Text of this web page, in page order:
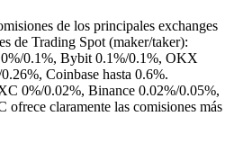
de los principales exchanges
de Trading Spot (maker/taker):
0.1%, Bybit 0.1%/0.1%, OKX
Coinbase hasta 0.6%.
0%/0.02%, Binance 0.02%/0.05%,
claramente las comisiones más